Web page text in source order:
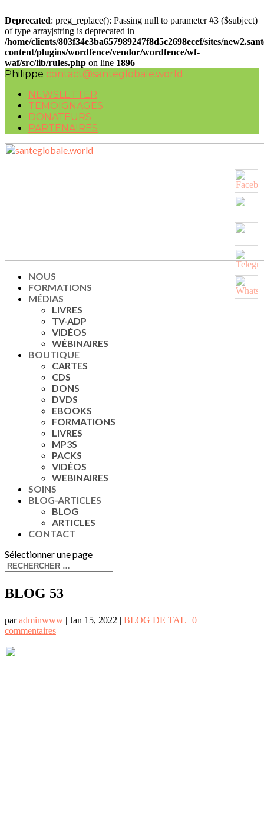
Deprecated: preg_replace(): Passing null to parameter #3 ($subject)
of type array|string is deprecated in
/home/clients/803f34e3ba657989247f8d5c2698ecef/sites/
content/plugins/wordfence/vendor/wordfence/wf-
waf/src/lib/rules.php on line 1896
Philippe contact@santeglobale.world
NEWSLETTER
TEMOIGNAGES
DONATEURS
PARTENAIRES
NOUS
FORMATIONS
MÉDIAS
LIVRES
TV-ADP
VIDÉOS
WÉBINAIRES
BOUTIQUE
CARTES
CDS
DONS
DVDS
EBOOKS
FORMATIONS
LIVRES
MP3S
PACKS
VIDÉOS
WEBINAIRES
SOINS
BLOG-ARTICLES
BLOG
ARTICLES
CONTACT
Sélectionner une page
BLOG 53
paradminwww | Jan 15, 2022 | BLOG DE TAL | 0
commentaires